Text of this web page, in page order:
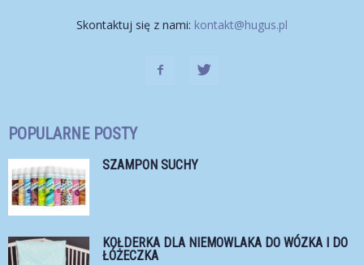
Skontaktuj się z nami: kontakt@hugus.pl
POPULARNE POSTY
SZAMPON SUCHY
KOŁDERKA DLA NIEMOWLAKA DO WÓZKA I DO
ŁÓŻECZKA